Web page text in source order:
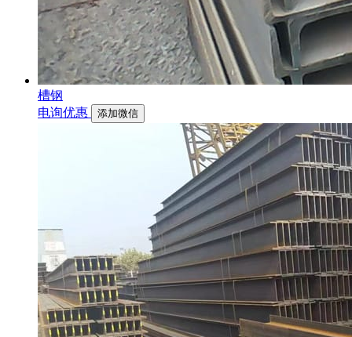
槽钢
电询优惠
添加微信